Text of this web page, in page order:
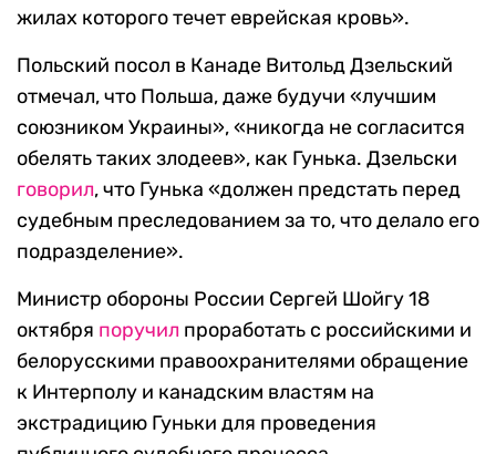
жилах которого течет еврейская кровь».
Польский посол в Канаде Витольд Дзельский
отмечал, что Польша, даже будучи «лучшим
союзником Украины», «никогда не согласится
обелять таких злодеев», как Гунька. Дзельски
говорил, что Гунька «должен предстать перед
судебным преследованием за то, что делало его
подразделение».
Министр обороны России Сергей Шойгу 18
октября поручил проработать с российскими и
белорусскими правоохранителями обращение
к Интерполу и канадским властям на
экстрадицию Гуньки для проведения